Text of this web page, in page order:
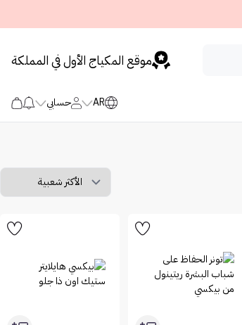
موقع المكياج الأول في المملكة
AR حسابي